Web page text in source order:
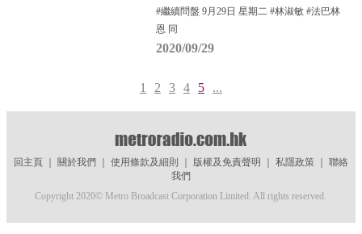
#繼續問盤 9月29日 星期二 #林淑敏 #法巴林
恩 同
2020/09/29
1 2 3 4 5 ...
回主頁｜ 關於我們 使用條款及細則 版權及免責聲明 私隱政策｜ 聯絡
我們
Copyright 2020© Metro Broadcast Corporation Limited. All rights reserved.